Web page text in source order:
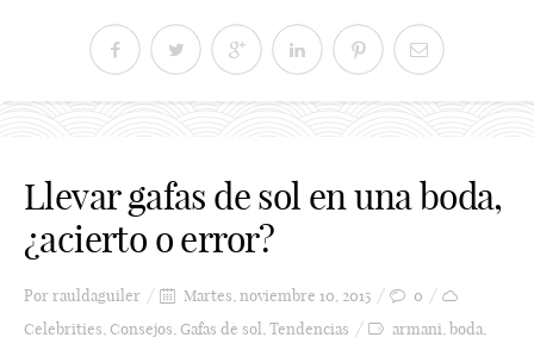
Llevar gafas de sol en una boda,
¿acierto o error?
Porrauldaguiler Martes, noviembre 10, 2015
0
Celebrities Consejos Gafas de sol Tendencias armani boda